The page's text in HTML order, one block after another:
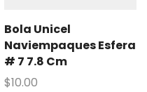
Bola Unicel
Naviempaques Esfera
# 7 7.8 Cm
$10.00